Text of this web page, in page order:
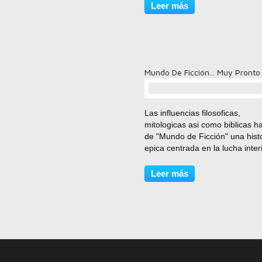
ficción Reparto: Jennifer
Rose Byrne, January Jones,
Leer más
Mundo De Ficción... Muy Pronto
Las influencias filosoficas,
mitologicas asi como biblicas
de "Mundo de Ficción" una
epica centrada en la lucha
lugar, forzando un analisis de
nuestra realidad y nuestro
Leer más